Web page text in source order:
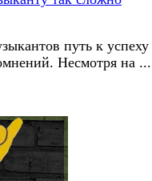
путь к успеху
Несмотря на ...